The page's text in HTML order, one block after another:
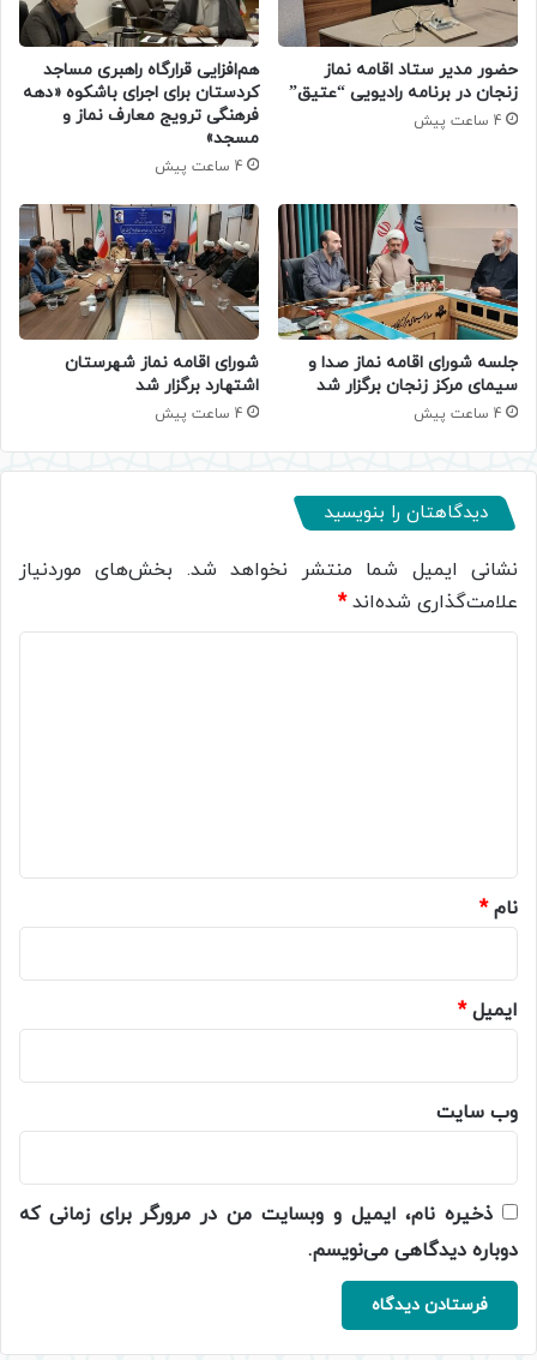
حضور مدیر ستاد اقامه نماز
زنجان در برنامه رادیویی “عتیق”
4 ساعت پیش
هم‌افزایی قرارگاه راهبری مساجد
کردستان برای اجرای باشکوه «دهه
فرهنگی ترویج معارف نماز و
مسجد»
4 ساعت پیش
جلسه شورای اقامه نماز صدا و
سیمای مرکز زنجان برگزار شد
4 ساعت پیش
شورای اقامه نماز شهرستان
اشتهارد برگزار شد
4 ساعت پیش
دیدگاهتان را بنویسید
نشانی ایمیل شما منتشر نخواهد شد. بخش‌های موردنیاز
علامت‌گذاری شده‌اند*
نام*
ایمیل*
وب‌ سایت
ذخیره نام، ایمیل و وبسایت من در مرورگر برای زمانی که
دوباره دیدگاهی می‌نویسم.